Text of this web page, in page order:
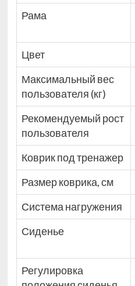
Рама
Цвет
Максимальный вес
пользователя (кг)
Рекомендуемый рост
пользователя
Коврик под тренажер
Размер коврика, см
Система нагружения
Сиденье
Регулировка